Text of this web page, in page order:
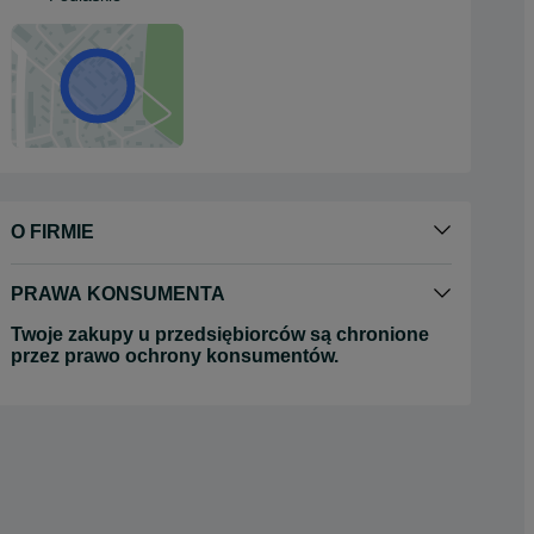
O FIRMIE
PRAWA KONSUMENTA
Twoje zakupy u przedsiębiorców są chronione
przez prawo ochrony konsumentów.